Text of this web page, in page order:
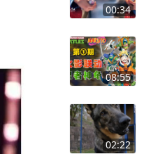
00:34
08:55
02:22